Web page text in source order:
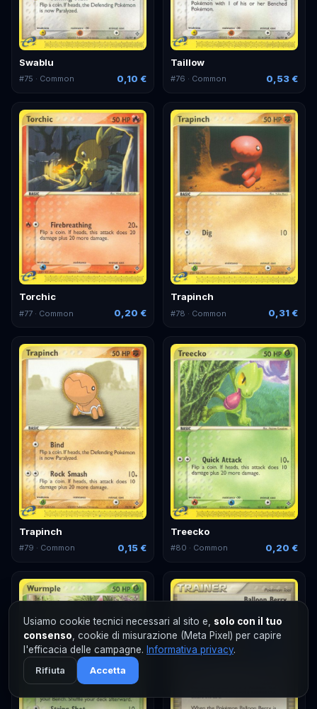
Swablu
#75 · Common 0,10 €
Taillow
#76 · Common 0,53 €
Torchic
#77 · Common 0,20 €
Trapinch
#78 · Common 0,31 €
Trapinch
#79 · Common 0,15 €
Treecko
#80 · Common 0,20 €
Usiamo cookie tecnici necessari al sito e, solo con il tuo
consenso , cookie di misurazione (Meta Pixel) per capire
l'efficacia delle campagne. Informativa privacy.
Rifiuta
Accetta